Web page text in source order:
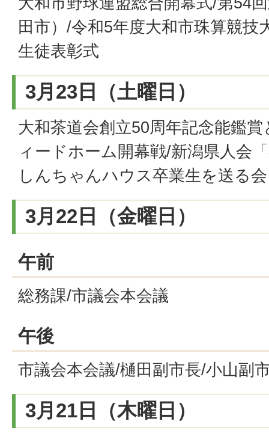
田市）/令和5年度大和市珠算競技
生徒表彰式
3月23日（土曜日）
大和茶道会創立50周年記念能鑑
ィードホーム開幕戦/新潟県人会
しんちゃんハウス卒業生を送る
3月22日（金曜日）
午前
総務課/市議会本会議
午後
市議会本会議/樋田副市長/小山副
3月21日（木曜日）